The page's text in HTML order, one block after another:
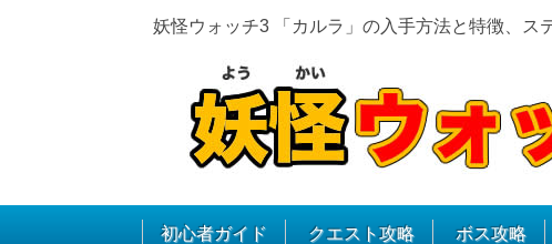
妖怪ウォッチ3 「カルラ」の入手方法と特徴、ス
初心者ガイド クエスト攻略 ボス攻略